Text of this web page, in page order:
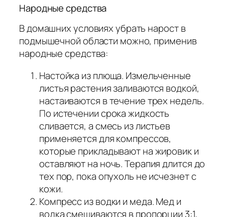
Народные средства
В домашних условиях убрать нарост в
подмышечной области можно, применив
народные средства:
Настойка из плюща. Измельченные
листья растения заливаются водкой,
настаиваются в течение трех недель.
По истечении срока жидкость
сливается, а смесь из листьев
применяется для компрессов,
которые прикладывают на жировик и
оставляют на ночь. Терапия длится до
тех пор, пока опухоль не исчезнет с
кожи.
Компресс из водки и меда. Мед и
водка смешиваются в пропорции 3:1,